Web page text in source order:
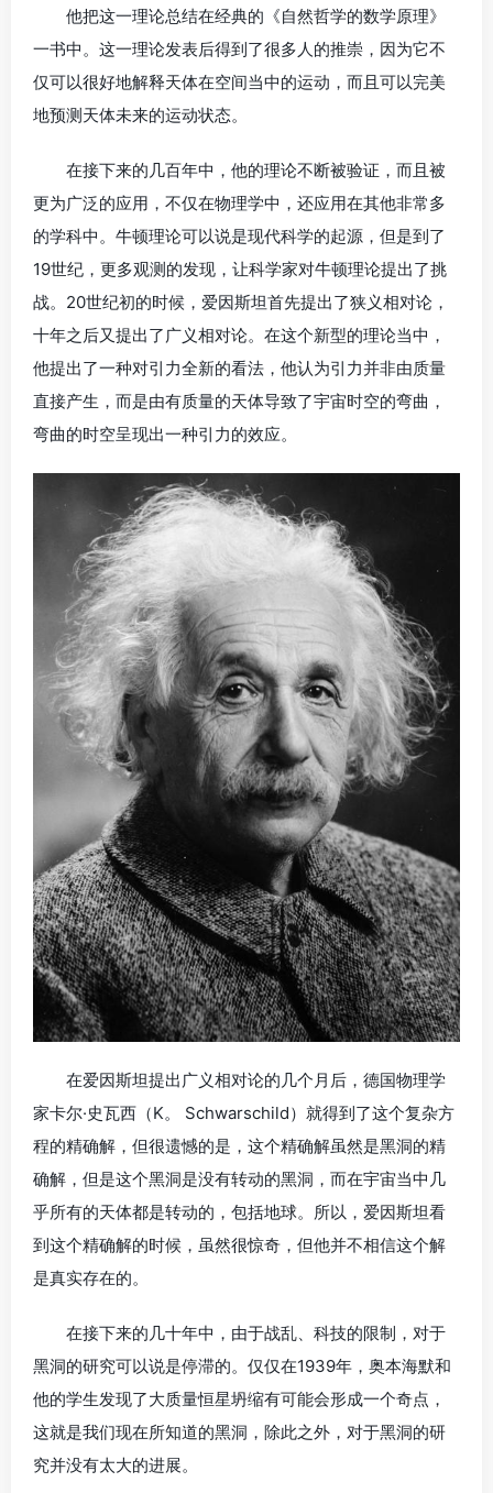
他把这一理论总结在经典的《自然哲学的数学原理》
一书中。这一理论发表后得到了很多人的推崇，因为它不
仅可以很好地解释天体在空间当中的运动，而且可以完美
地预测天体未来的运动状态。
在接下来的几百年中，他的理论不断被验证，而且被
更为广泛的应用，不仅在物理学中，还应用在其他非常多
的学科中。牛顿理论可以说是现代科学的起源，但是到了
19世纪，更多观测的发现，让科学家对牛顿理论提出了挑
战。20世纪初的时候，爱因斯坦首先提出了狭义相对论，
十年之后又提出了广义相对论。在这个新型的理论当中，
他提出了一种对引力全新的看法，他认为引力并非由质量
直接产生，而是由有质量的天体导致了宇宙时空的弯曲，
弯曲的时空呈现出一种引力的效应。
在爱因斯坦提出广义相对论的几个月后，德国物理学
家卡尔·史瓦西（K。 Schwarschild）就得到了这个复杂方
程的精确解，但很遗憾的是，这个精确解虽然是黑洞的精
确解，但是这个黑洞是没有转动的黑洞，而在宇宙当中几
乎所有的天体都是转动的，包括地球。所以，爱因斯坦看
到这个精确解的时候，虽然很惊奇，但他并不相信这个解
是真实存在的。
在接下来的几十年中，由于战乱、科技的限制，对于
黑洞的研究可以说是停滞的。仅仅在1939年，奥本海默和
他的学生发现了大质量恒星坍缩有可能会形成一个奇点，
这就是我们现在所知道的黑洞，除此之外，对于黑洞的研
究并没有太大的进展。